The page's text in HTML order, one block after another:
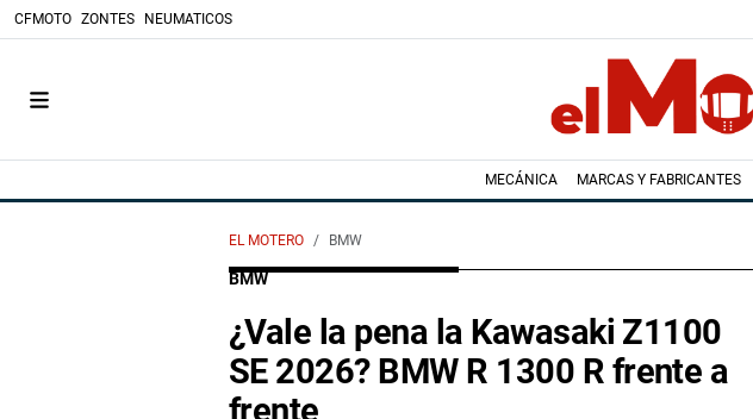
CFMOTO ZONTES NEUMATICOS
MECÁNICA MARCAS Y FABRICANTES
EL MOTERO BMW
BMW
¿Vale la pena la Kawasaki Z1100
SE 2026? BMW R 1300 R frente a
frente